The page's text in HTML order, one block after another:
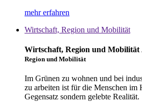
mehr erfahren
Wirtschaft, Region und Mobilität
Wirtschaft, Region und Mobilität
Region und Mobilität
Im Grünen zu wohnen und bei
zu arbeiten ist für die Menschen im
Gegensatz sondern gelebte Realität.